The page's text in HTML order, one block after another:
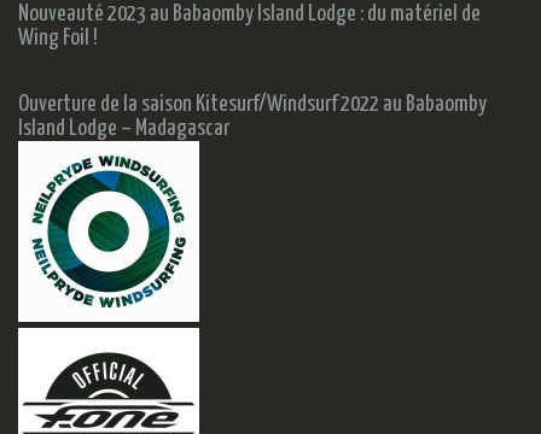
Nouveauté 2023 au Babaomby Island Lodge : du matériel de
Wing Foil !
Ouverture de la saison Kitesurf/Windsurf 2022 au Babaomby
Island Lodge – Madagascar